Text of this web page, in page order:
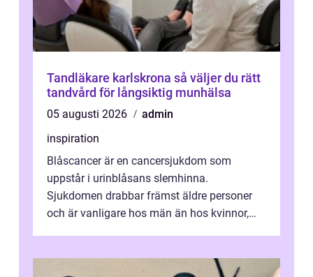
Tandläkare karlskrona så väljer du rätt
tandvård för långsiktig munhälsa
05 augusti 2026
admin
inspiration
Blåscancer är en cancersjukdom som
uppstår i urinblåsans slemhinna.
Sjukdomen drabbar främst äldre personer
och är vanligare hos män än hos kvinnor,